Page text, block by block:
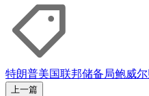
特朗普美国联邦储备局鲍威尔
上一篇